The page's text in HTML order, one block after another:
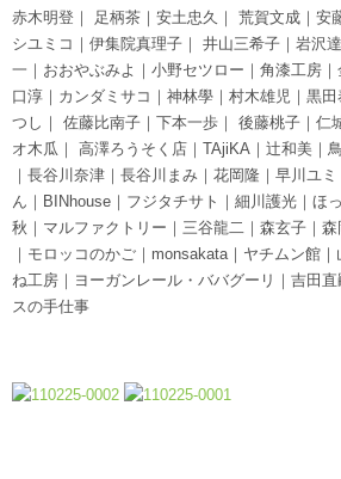
赤木明登｜ 足柄茶｜安土忠久｜ 荒賀文成｜安
シユミコ｜伊集院真理子｜ 井山三希子｜岩沢
一｜おおやぶみよ｜小野セツロー｜角漆工房｜
口淳｜カンダミサコ｜神林學｜村木雄児｜黒
つし｜ 佐藤比南子｜下本一歩｜ 後藤桃子｜仁
オ木瓜｜ 高澤ろうそく店｜TAjiKA｜辻和美｜
｜長谷川奈津｜長谷川まみ｜花岡隆｜早川ユ
ん｜BINhouse｜フジタチサト｜細川護光｜ほ
秋｜マルファクトリー｜三谷龍二｜森玄子｜
｜モロッコのかご｜monsakata｜ヤチムン館
ね工房｜ヨーガンレール・ババグーリ｜吉田
スの手仕事